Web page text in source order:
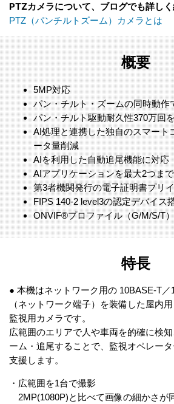
PTZカメラについて、ブログでも詳しく
PTZ（パンチルトズーム）カメラとは
概要
5MP対応
パン・チルト・ズームの同時動作
パン・チルト駆動耐久性370万回
AI処理と連携した独自のスマート
ータ量削減
AIを利用した自動追尾機能に対応
AIアプリケーションを最大2つま
第3者機関発行の電子証明書プリ
FIPS 140-2 level3の認定デバイス
ONVIF®プロファイル（G/M/S/T
特長
● 本機はネットワーク用の 10BASE-T
（ネットワーク端子）を装備した屋内
監視用カメラです。
広範囲のエリアで人や車両を的確に検
ーム・追尾することで、監視オペレータ
支援します。
・広範囲を1台で撮影
2MP(1080P)と比べて画像の細かさが